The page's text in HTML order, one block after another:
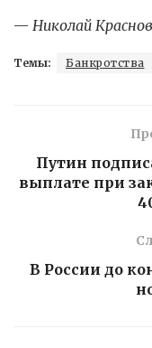
— Николай Краснов
Темы: Банкротства
Путин
выплате при
В России до